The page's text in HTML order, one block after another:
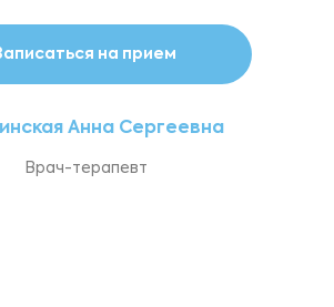
на прием
Анна Сергеевна
Врач-терапевт